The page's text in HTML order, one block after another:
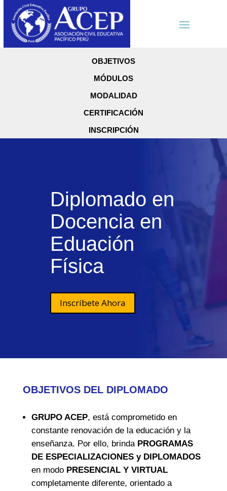
OBJETIVOS
MÓDULOS
MODALIDAD
CERTIFICACIÓN
INSCRIPCIÓN
Diplomado en
Docencia en
Eduación
Física
Inscríbete Ahora
OBJETIVOS DEL DIPLOMADO
GRUPO ACEP, está comprometido en
constante renovación de la educación y la
enseñanza. Por ello, brinda PROGRAMAS
DE ESPECIALIZACIONES y DIPLOMADOS
en modo PRESENCIAL Y VIRTUAL
completamente diferente, orientado a